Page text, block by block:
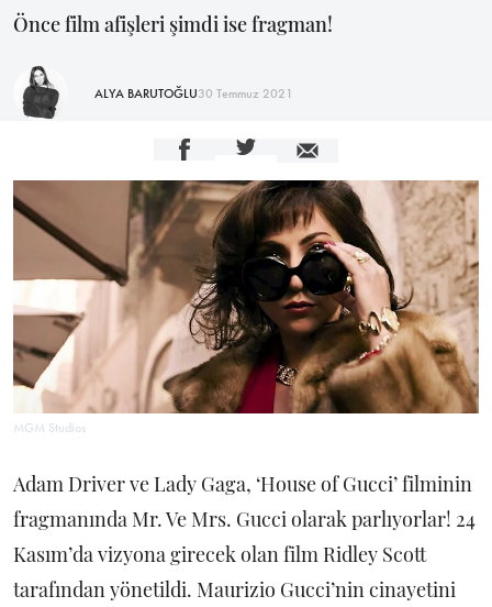
Önce film afişleri şimdi ise fragman!
ALYA BARUTOĞLU30 Temmuz 2021
MGM Studios
Adam Driver ve Lady Gaga, ‘House of Gucci’ filminin
fragmanında Mr. Ve Mrs. Gucci olarak parlıyorlar! 24
Kasım’da vizyona girecek olan film Ridley Scott
tarafından yönetildi. Maurizio Gucci’nin cinayetini